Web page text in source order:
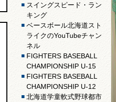
スイングスピード・ラン
キング
ベースボール北海道スト
ライクのYouTubeチャン
ネル
FIGHTERS BASEBALL
CHAMPIONSHIP U-15
FIGHTERS BASEBALL
CHAMPIONSHIP U-12
北海道学童軟式野球都市